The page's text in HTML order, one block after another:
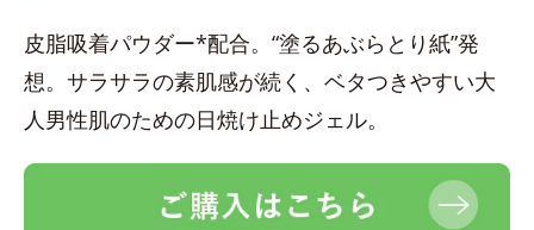
皮脂吸着パウダー*配合。“塗るあぶらとり紙”発
想。サラサラの素肌感が続く、ベタつきやすい大
人男性肌のための日焼け止めジェル。